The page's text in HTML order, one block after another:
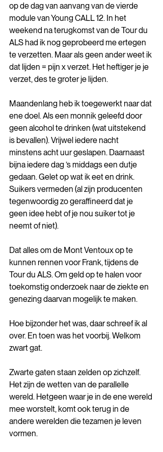
op de dag van aanvang van de vierde
module van Young CALL 12. In het
weekend na terugkomst van de Tour du
ALS had ik nog geprobeerd me ertegen
te verzetten. Maar als geen ander weet ik
dat lijden = pijn x verzet. Het heftiger je je
verzet, des te groter je lijden.
Maandenlang heb ik toegewerkt naar dat
ene doel. Als een monnik geleefd door
geen alcohol te drinken (wat uitstekend
is bevallen). Vrijwel iedere nacht
minstens acht uur geslapen. Daarnaast
bijna iedere dag ’s middags een dutje
gedaan. Gelet op wat ik eet en drink.
Suikers vermeden (al zijn producenten
tegenwoordig zo geraffineerd dat je
geen idee hebt of je nou suiker tot je
neemt of niet).
Dat alles om de Mont Ventoux op te
kunnen rennen voor Frank, tijdens de
Tour du ALS. Om geld op te halen voor
toekomstig onderzoek naar de ziekte en
genezing daarvan mogelijk te maken.
Hoe bijzonder het was, daar schreef ik al
over. En toen was het voorbij. Welkom
zwart gat.
Zwarte gaten staan zelden op zichzelf.
Het zijn de wetten van de parallelle
wereld. Hetgeen waar je in de ene wereld
mee worstelt, komt ook terug in de
andere werelden die tezamen je leven
vormen.